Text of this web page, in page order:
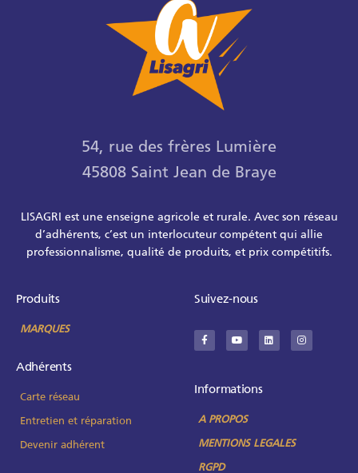
54, rue des frères Lumière
45808 Saint Jean de Braye
LISAGRI est une enseigne agricole et rurale. Avec son réseau
d’adhérents, c’est un interlocuteur compétent qui allie
professionnalisme, qualité de produits, et prix compétitifs.
Produits
MARQUES
Adhérents
Carte réseau
Entretien et réparation
Devenir adhérent
Suivez-nous
Informations
A PROPOS
MENTIONS LEGALES
RGPD